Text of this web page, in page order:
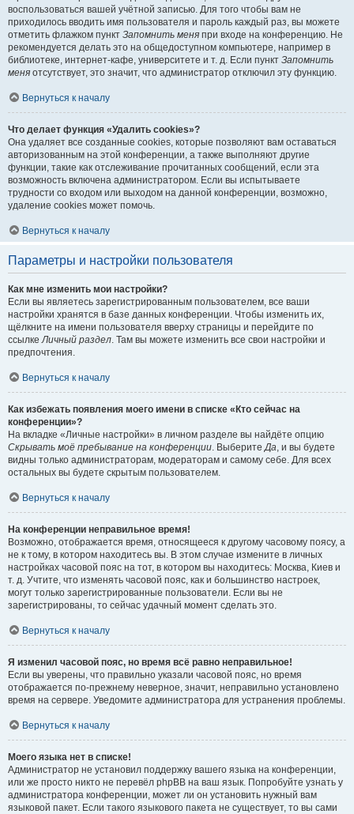
воспользоваться вашей учётной записью. Для того чтобы вам не
приходилось вводить имя пользователя и пароль каждый раз, вы можете
отметить флажком пункт Запомнить меня при входе на конференцию. Не
рекомендуется делать это на общедоступном компьютере, например в
библиотеке, интернет-кафе, университете и т. д. Если пункт Запомнить
меня отсутствует, это значит, что администратор отключил эту функцию.
Вернуться к началу
Что делает функция «Удалить cookies»?
Она удаляет все созданные cookies, которые позволяют вам оставаться
авторизованным на этой конференции, а также выполняют другие
функции, такие как отслеживание прочитанных сообщений, если эта
возможность включена администратором. Если вы испытываете
трудности со входом или выходом на данной конференции, возможно,
удаление cookies может помочь.
Вернуться к началу
Параметры и настройки пользователя
Как мне изменить мои настройки?
Если вы являетесь зарегистрированным пользователем, все ваши
настройки хранятся в базе данных конференции. Чтобы изменить их,
щёлкните на имени пользователя вверху страницы и перейдите по
ссылкеЛичный раздел. Там вы можете изменить все свои настройки и
предпочтения.
Вернуться к началу
Как избежать появления моего имени в списке «Кто сейчас на
конференции»?
На вкладке «Личные настройки» в личном разделе вы найдёте опцию
Скрывать моё пребывание на конференции. ВыберитеДа, и вы будете
видны только администраторам, модераторам и самому себе. Для всех
остальных вы будете скрытым пользователем.
Вернуться к началу
На конференции неправильное время!
Возможно, отображается время, относящееся к другому часовому поясу, а
не к тому, в котором находитесь вы. В этом случае измените в личных
настройках часовой пояс на тот, в котором вы находитесь: Москва, Киев и
т. д. Учтите, что изменять часовой пояс, как и большинство настроек,
могут только зарегистрированные пользователи. Если вы не
зарегистрированы, то сейчас удачный момент сделать это.
Вернуться к началу
Я изменил часовой пояс, но время всё равно неправильное!
Если вы уверены, что правильно указали часовой пояс, но время
отображается по-прежнему неверное, значит, неправильно установлено
время на сервере. Уведомите администратора для устранения проблемы.
Вернуться к началу
Моего языка нет в списке!
Администратор не установил поддержку вашего языка на конференции,
или же просто никто не перевёл phpBB на ваш язык. Попробуйте узнать у
администратора конференции, может ли он установить нужный вам
языковой пакет. Если такого языкового пакета не существует, то вы сами